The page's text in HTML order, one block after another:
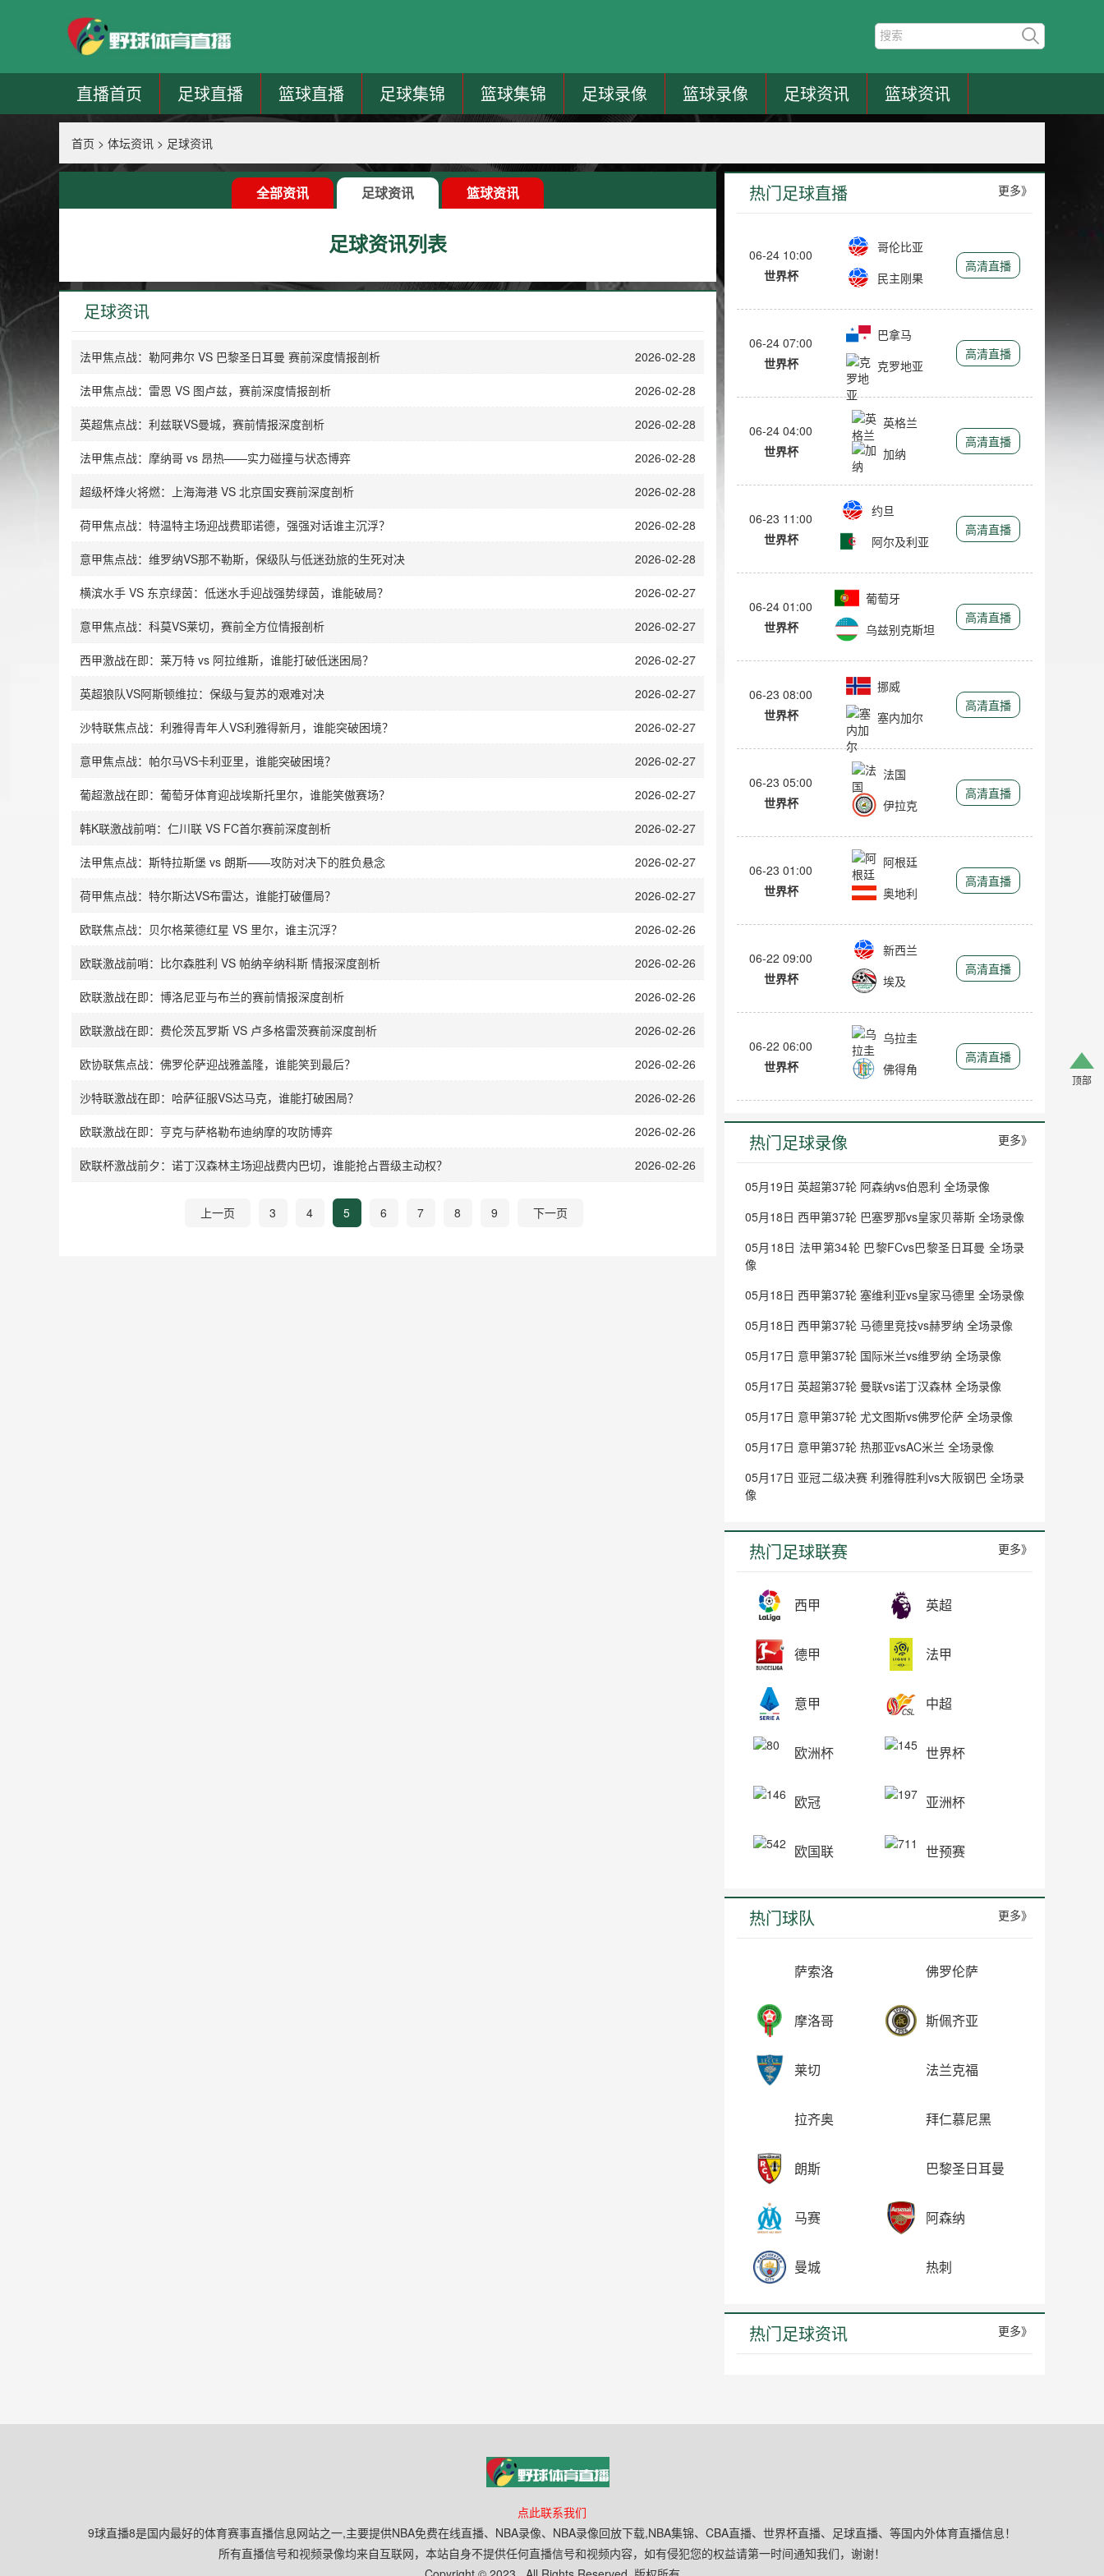
直播首页 足球直播 篮球直播 足球集锦 篮球集锦 足球录像 篮球录像 足球资讯 篮球资讯
首页 > 体坛资讯 > 足球资讯
全部资讯 足球资讯 篮球资讯
足球资讯列表
足球资讯
法甲焦点战：勒阿弗尔 VS 巴黎圣日耳曼 赛前深度情报剖析 2026-02-28
法甲焦点战：雷恩 VS 图卢兹，赛前深度情报剖析 2026-02-28
英超焦点战：利兹联VS曼城，赛前情报深度剖析 2026-02-28
法甲焦点战：摩纳哥 vs 昂热——实力碰撞与状态博弈 2026-02-28
超级杯烽火将燃：上海海港 VS 北京国安赛前深度剖析 2026-02-28
荷甲焦点战：特温特主场迎战费耶诺德，强强对话谁主沉浮？ 2026-02-28
意甲焦点战：维罗纳VS那不勒斯，保级队与低迷劲旅的生死对决 2026-02-28
横滨水手 VS 东京绿茵：低迷水手迎战强势绿茵，谁能破局？ 2026-02-27
意甲焦点战：科莫VS莱切，赛前全方位情报剖析 2026-02-27
西甲激战在即：莱万特 vs 阿拉维斯，谁能打破低迷困局？ 2026-02-27
英超狼队VS阿斯顿维拉：保级与复苏的艰难对决 2026-02-27
沙特联焦点战：利雅得青年人VS利雅得新月，谁能突破困境？ 2026-02-27
意甲焦点战：帕尔马VS卡利亚里，谁能突破困境？ 2026-02-27
葡超激战在即：葡萄牙体育迎战埃斯托里尔，谁能笑傲赛场？ 2026-02-27
韩K联激战前哨：仁川联 VS FC首尔赛前深度剖析 2026-02-27
法甲焦点战：斯特拉斯堡 vs 朗斯——攻防对决下的胜负悬念 2026-02-27
荷甲焦点战：特尔斯达VS布雷达，谁能打破僵局？ 2026-02-27
欧联焦点战：贝尔格莱德红星 VS 里尔，谁主沉浮？ 2026-02-26
欧联激战前哨：比尔森胜利 VS 帕纳辛纳科斯 情报深度剖析 2026-02-26
欧联激战在即：博洛尼亚与布兰的赛前情报深度剖析 2026-02-26
欧联激战在即：费伦茨瓦罗斯 VS 卢多格雷茨赛前深度剖析 2026-02-26
欧协联焦点战：佛罗伦萨迎战雅盖隆，谁能笑到最后？ 2026-02-26
沙特联激战在即：哈萨征服VS达马克，谁能打破困局？ 2026-02-26
欧联激战在即：亨克与萨格勒布迪纳摩的攻防博弈 2026-02-26
欧联杯激战前夕：诺丁汉森林主场迎战费内巴切，谁能抢占晋级主动权？ 2026-02-26
上一页 3 4 5 6 7 8 9 下一页
热门足球直播 更多》
06-24 10:00
世界杯
哥伦比亚
民主刚果
高清直播
06-24 07:00
世界杯
巴拿马
克罗地亚
高清直播
06-24 04:00
世界杯
英格兰
加纳
高清直播
06-23 11:00
世界杯
约旦
阿尔及利亚
高清直播
06-24 01:00
世界杯
葡萄牙
乌兹别克斯坦
高清直播
06-23 08:00
世界杯
挪威
塞内加尔
高清直播
06-23 05:00
世界杯
法国
伊拉克
高清直播
06-23 01:00
世界杯
阿根廷
奥地利
高清直播
06-22 09:00
世界杯
新西兰
埃及
高清直播
06-22 06:00
世界杯
乌拉圭
佛得角
高清直播
热门足球录像 更多》
05月19日 英超第37轮 阿森纳vs伯恩利 全场录像
05月18日 西甲第37轮 巴塞罗那vs皇家贝蒂斯 全场录像
05月18日 法甲第34轮 巴黎FCvs巴黎圣日耳曼 全场录
像
05月18日 西甲第37轮 塞维利亚vs皇家马德里 全场录像
05月18日 西甲第37轮 马德里竞技vs赫罗纳 全场录像
05月17日 意甲第37轮 国际米兰vs维罗纳 全场录像
05月17日 英超第37轮 曼联vs诺丁汉森林 全场录像
05月17日 意甲第37轮 尤文图斯vs佛罗伦萨 全场录像
05月17日 意甲第37轮 热那亚vsAC米兰 全场录像
05月17日 亚冠二级决赛 利雅得胜利vs大阪钢巴 全场录
像
热门足球联赛 更多》
西甲 英超
德甲 法甲
意甲 中超
欧洲杯 世界杯
欧冠 亚洲杯
欧国联 世预赛
热门球队 更多》
萨索洛 佛罗伦萨
摩洛哥 斯佩齐亚
莱切 法兰克福
拉齐奥 拜仁慕尼黑
朗斯 巴黎圣日耳曼
马赛 阿森纳
曼城 热刺
热门足球资讯 更多》
顶部
点此联系我们
9球直播8是国内最好的体育赛事直播信息网站之一,主要提供NBA免费在线直播、NBA录像、NBA录像回放下载,NBA集锦、CBA直播、世界杯直播、足球直播、等国内外体育直播信息！
所有直播信号和视频录像均来自互联网，本站自身不提供任何直播信号和视频内容，如有侵犯您的权益请第一时间通知我们，谢谢！